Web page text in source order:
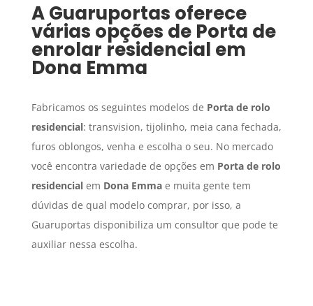
A Guaruportas oferece
várias opções de Porta de
enrolar residencial em
Dona Emma
Fabricamos os seguintes modelos de Porta de rolo
residencial: transvision, tijolinho, meia cana fechada,
furos oblongos, venha e escolha o seu. No mercado
você encontra variedade de opções em Porta de rolo
residencialem Dona Emmae muita gente tem
dúvidas de qual modelo comprar, por isso, a
Guaruportas disponibiliza um consultor que pode te
auxiliar nessa escolha.